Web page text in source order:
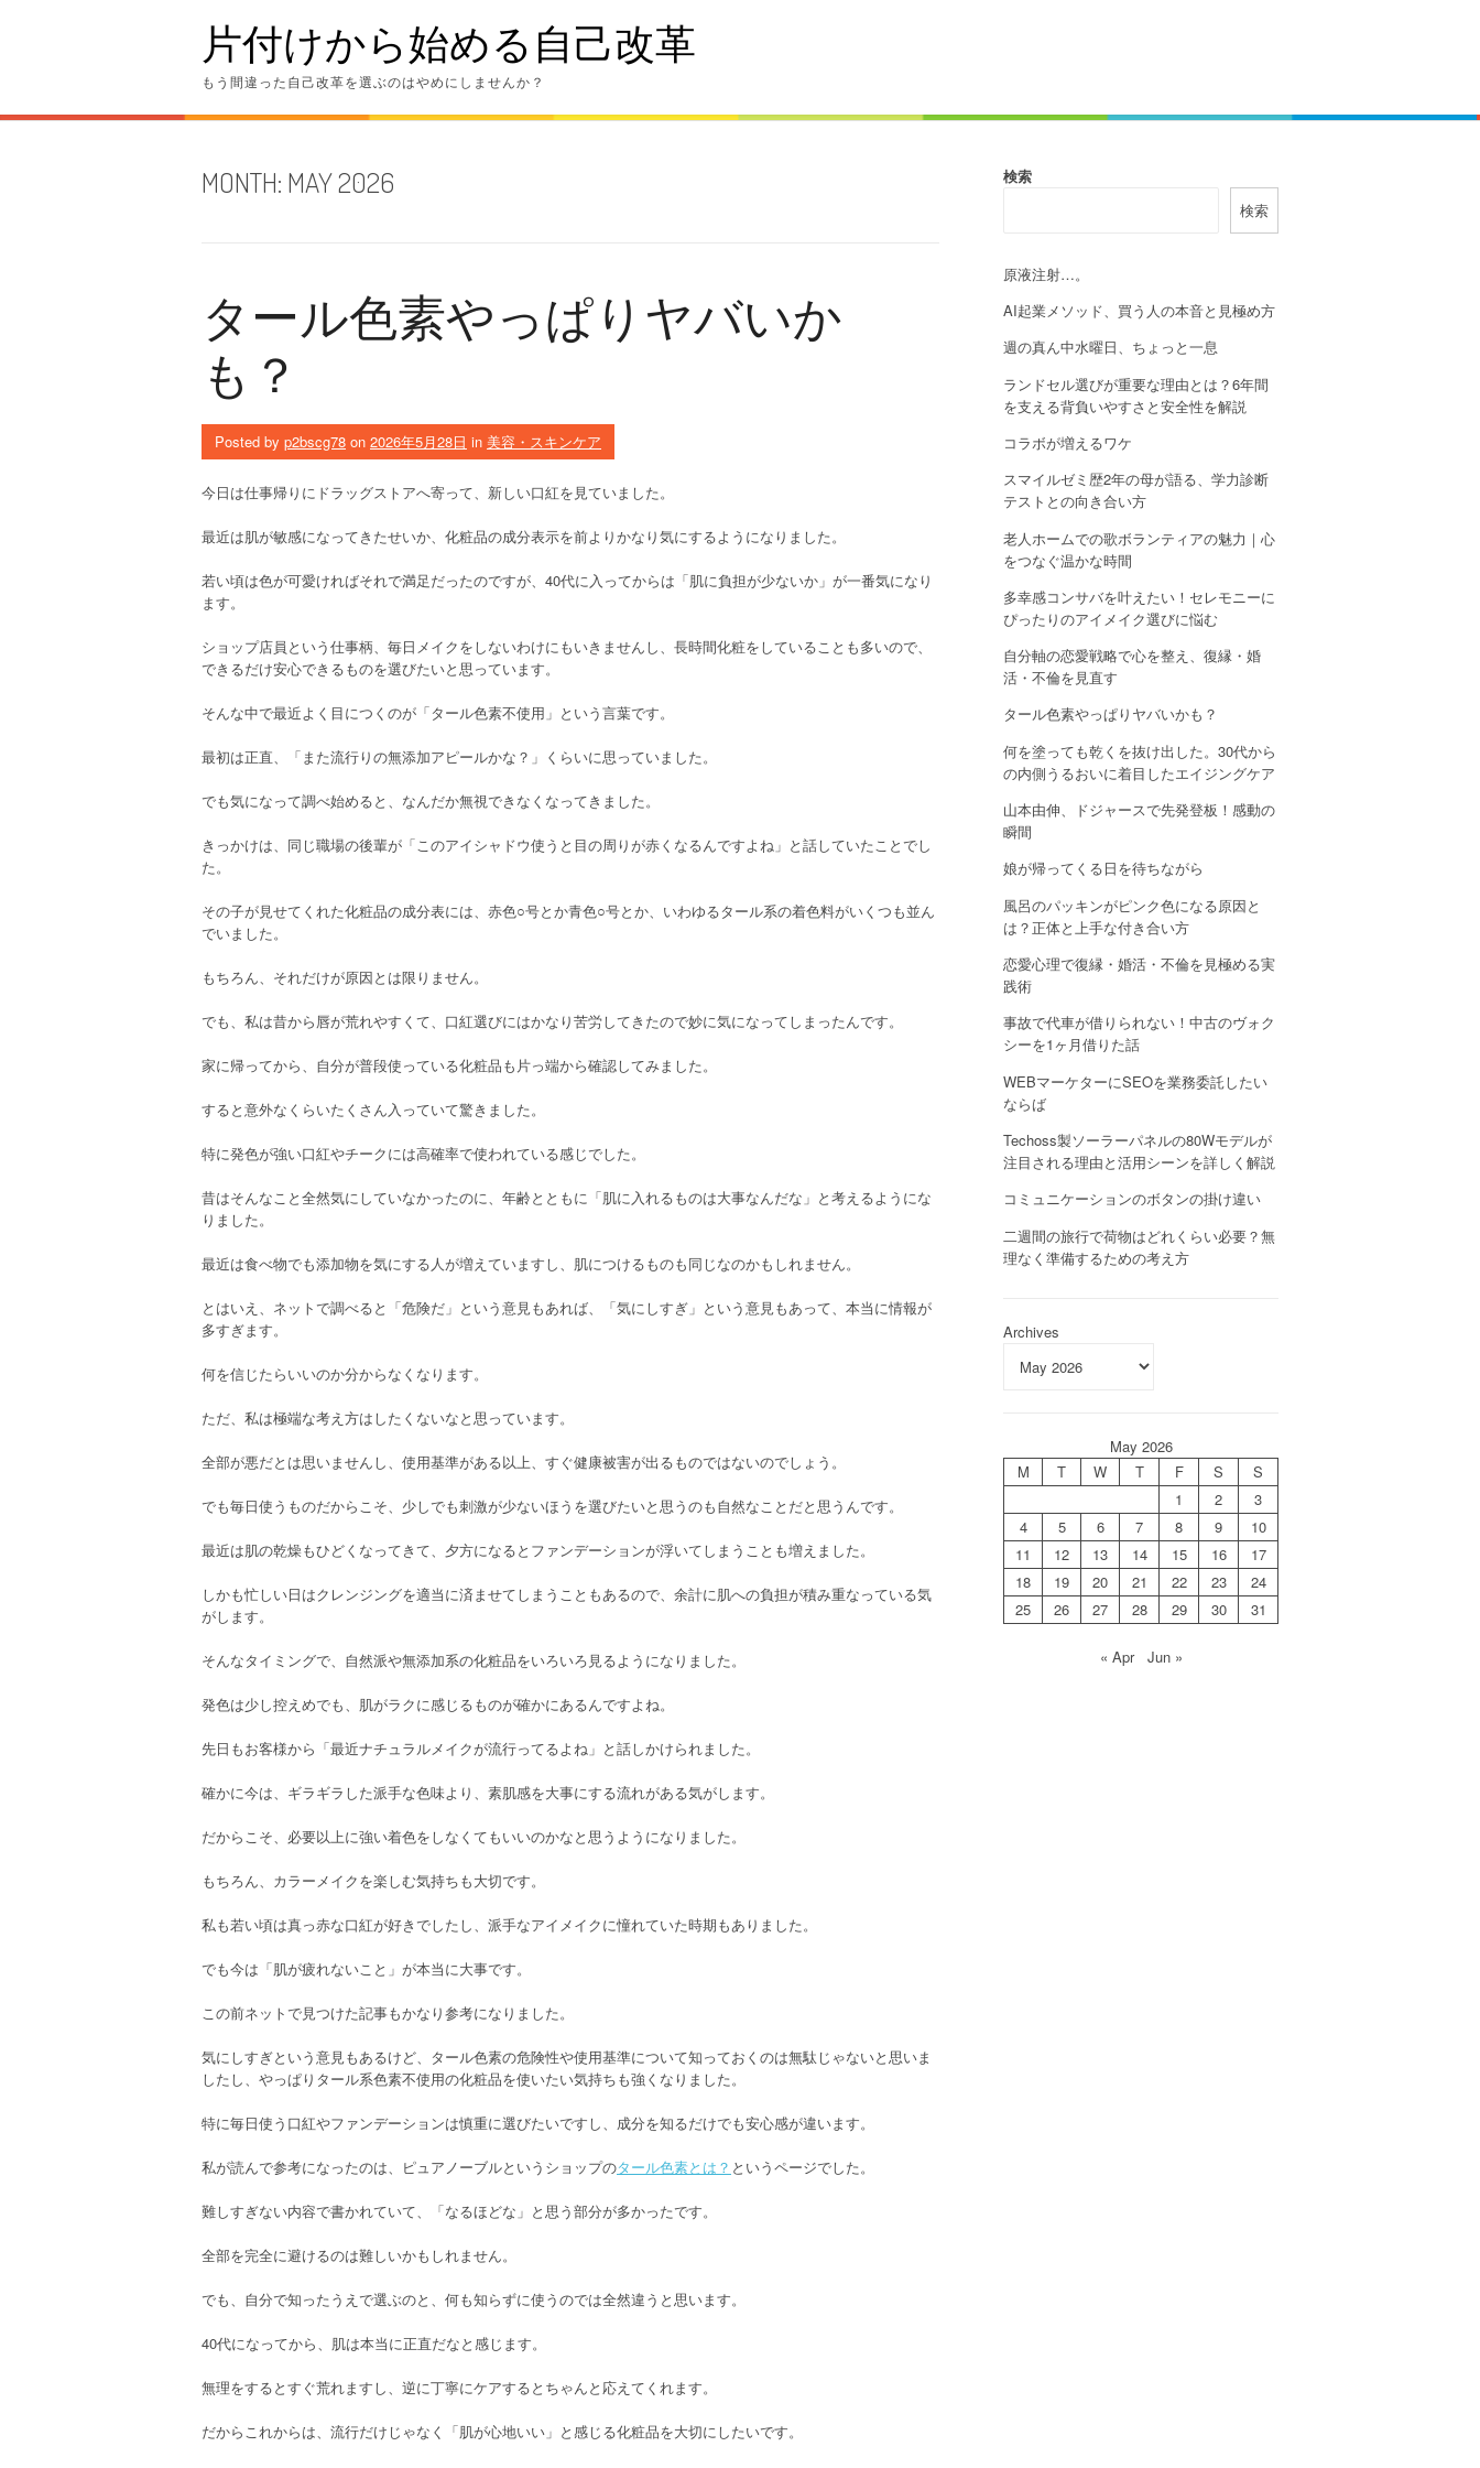
片付けから始める自己改革
もう間違った自己改革を選ぶのはやめにしませんか？
MONTH: MAY 2026
タール色素やっぱりヤバいか
も？
Posted by p2bscg78 on 2026年5月28日 in 美容・スキンケア
今日は仕事帰りにドラッグストアへ寄って、新しい口紅を見ていました。
最近は肌が敏感になってきたせいか、化粧品の成分表示を前よりかなり気にするようになりました。
若い頃は色が可愛ければそれで満足だったのですが、40代に入ってからは「肌に負担が少ないか」が一番気になり
ます。
ショップ店員という仕事柄、毎日メイクをしないわけにもいきませんし、長時間化粧をしていることも多いので、
できるだけ安心できるものを選びたいと思っています。
そんな中で最近よく目につくのが「タール色素不使用」という言葉です。
最初は正直、「また流行りの無添加アピールかな？」くらいに思っていました。
でも気になって調べ始めると、なんだか無視できなくなってきました。
きっかけは、同じ職場の後輩が「このアイシャドウ使うと目の周りが赤くなるんですよね」と話していたことでし
た。
その子が見せてくれた化粧品の成分表には、赤色○号とか青色○号とか、いわゆるタール系の着色料がいくつも並ん
でいました。
もちろん、それだけが原因とは限りません。
でも、私は昔から唇が荒れやすくて、口紅選びにはかなり苦労してきたので妙に気になってしまったんです。
家に帰ってから、自分が普段使っている化粧品も片っ端から確認してみました。
すると意外なくらいたくさん入っていて驚きました。
特に発色が強い口紅やチークには高確率で使われている感じでした。
昔はそんなこと全然気にしていなかったのに、年齢とともに「肌に入れるものは大事なんだな」と考えるようにな
りました。
最近は食べ物でも添加物を気にする人が増えていますし、肌につけるものも同じなのかもしれません。
とはいえ、ネットで調べると「危険だ」という意見もあれば、「気にしすぎ」という意見もあって、本当に情報が
多すぎます。
何を信じたらいいのか分からなくなります。
ただ、私は極端な考え方はしたくないなと思っています。
全部が悪だとは思いませんし、使用基準がある以上、すぐ健康被害が出るものではないのでしょう。
でも毎日使うものだからこそ、少しでも刺激が少ないほうを選びたいと思うのも自然なことだと思うんです。
最近は肌の乾燥もひどくなってきて、夕方になるとファンデーションが浮いてしまうことも増えました。
しかも忙しい日はクレンジングを適当に済ませてしまうこともあるので、余計に肌への負担が積み重なっている気
がします。
そんなタイミングで、自然派や無添加系の化粧品をいろいろ見るようになりました。
発色は少し控えめでも、肌がラクに感じるものが確かにあるんですよね。
先日もお客様から「最近ナチュラルメイクが流行ってるよね」と話しかけられました。
確かに今は、ギラギラした派手な色味より、素肌感を大事にする流れがある気がします。
だからこそ、必要以上に強い着色をしなくてもいいのかなと思うようになりました。
もちろん、カラーメイクを楽しむ気持ちも大切です。
私も若い頃は真っ赤な口紅が好きでしたし、派手なアイメイクに憧れていた時期もありました。
でも今は「肌が疲れないこと」が本当に大事です。
この前ネットで見つけた記事もかなり参考になりました。
気にしすぎという意見もあるけど、タール色素の危険性や使用基準について知っておくのは無駄じゃないと思いま
したし、やっぱりタール系色素不使用の化粧品を使いたい気持ちも強くなりました。
特に毎日使う口紅やファンデーションは慎重に選びたいですし、成分を知るだけでも安心感が違います。
私が読んで参考になったのは、ピュアノーブルというショップのタール色素とは？ というページでした。
難しすぎない内容で書かれていて、「なるほどな」と思う部分が多かったです。
全部を完全に避けるのは難しいかもしれません。
でも、自分で知ったうえで選ぶのと、何も知らずに使うのでは全然違うと思います。
40代になってから、肌は本当に正直だなと感じます。
無理をするとすぐ荒れますし、逆に丁寧にケアするとちゃんと応えてくれます。
だからこれからは、流行だけじゃなく「肌が心地いい」と感じる化粧品を大切にしたいです。
検索
検索
原液注射…。
AI起業メソッド、買う人の本音と見極め方
週の真ん中水曜日、ちょっと一息
ランドセル選びが重要な理由とは？6年間
を支える背負いやすさと安全性を解説
コラボが増えるワケ
スマイルゼミ歴2年の母が語る、学力診断
テストとの向き合い方
老人ホームでの歌ボランティアの魅力｜心
をつなぐ温かな時間
多幸感コンサバを叶えたい！セレモニーに
ぴったりのアイメイク選びに悩む
自分軸の恋愛戦略で心を整え、復縁・婚
活・不倫を見直す
タール色素やっぱりヤバいかも？
何を塗っても乾くを抜け出した。30代から
の内側うるおいに着目したエイジングケア
山本由伸、ドジャースで先発登板！感動の
瞬間
娘が帰ってくる日を待ちながら
風呂のパッキンがピンク色になる原因と
は？正体と上手な付き合い方
恋愛心理で復縁・婚活・不倫を見極める実
践術
事故で代車が借りられない！中古のヴォク
シーを1ヶ月借りた話
WEBマーケターにSEOを業務委託したい
ならば
Techoss製ソーラーパネルの80Wモデルが
注目される理由と活用シーンを詳しく解説
コミュニケーションのボタンの掛け違い
二週間の旅行で荷物はどれくらい必要？無
理なく準備するための考え方
Archives
May 2026
M
T W T F S
S
1
2
3
4
5 6 7 8 9
10
11
12 13 14 15 16
17
18
19 20 21 22 23
24
25
26 27 28 29 30 31
« Apr Jun »